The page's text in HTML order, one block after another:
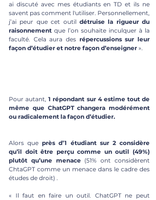
ai discuté avec mes étudiants en TD et ils ne
savent pas comment l'utiliser. Personnellement,
j’ai peur que cet outil détruise la rigueur du
raisonnement que l’on souhaite inculquer à la
faculté. Cela aura des répercussions sur leur
façon d’étudier et notre façon d’enseigner ».
Pour autant, 1 répondant sur 4 estime tout de
même que ChatGPT changera modérément
ou radicalement la façon d’étudier.
Alors que près d’1 étudiant sur 2 considère
qu’il doit être perçu comme un outil (49%)
plutôt qu’une menace (51% ont considèrent
ChtaGPT comme un menace dans le cadre des
études de droit) .
« Il faut en faire un outil. ChatGPT ne peut